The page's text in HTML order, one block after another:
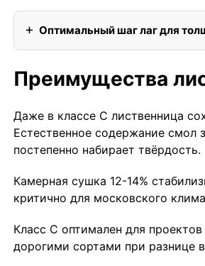
Оптимальный шаг лаг для
Преимущества
Даже в классе С лиственница
Естественное содержание смол
постепенно набирает твёрдость.
Камерная сушка 12-14%
критично для московского
Класс С оптимален для
дорогими сортами при разнице